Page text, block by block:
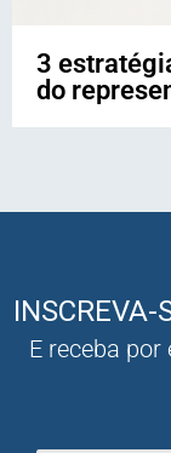
3
do
INSCREVA-
E receba